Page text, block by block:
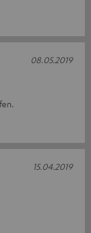
08.05.2019
15.04.2019